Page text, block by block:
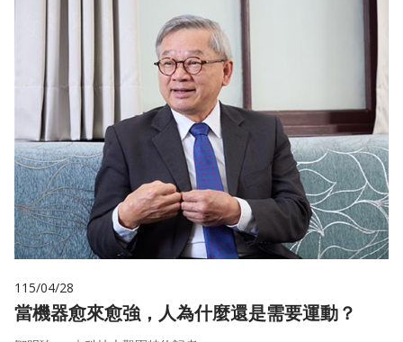
115/04/28
當機器愈來愈強，人為什麼還是需要運動？